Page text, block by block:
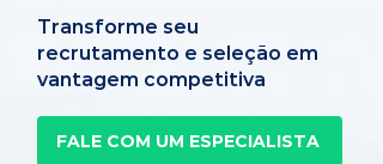
Transforme seu
recrutamento e seleção em
vantagem competitiva
FALE COM UM ESPECIALISTA